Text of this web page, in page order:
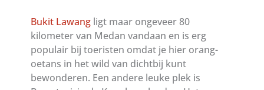
Bukit Lawang ligt maar ongeveer 80
kilometer van Medan vandaan en is erg
populair bij toeristen omdat je hier orang-
oetans in het wild van dichtbij kunt
bewonderen. Een andere leuke plek is